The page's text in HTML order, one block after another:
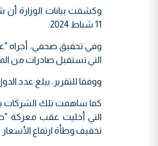
11 شباط 2024.
وفي تحقيق صحفي، أجراه
التي تستقبل صادرات من
ووفقا للتقرير، يبلغ عدد
كما ساهمت تلك الشركات
التي أخليت عقب معركة
تخفيف وطأة ارتفاع